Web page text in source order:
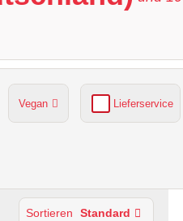
Vegan Lieferservice
Sortieren
Standard